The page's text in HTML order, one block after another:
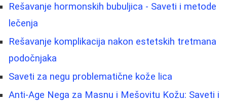
Rešavanje hormonskih bubuljica - Saveti i metode
lečenja
Rešavanje komplikacija nakon estetskih tretmana
podočnjaka
Saveti za negu problematične kože lica
Anti-Age Nega za Masnu i Mešovitu Kožu: Saveti i